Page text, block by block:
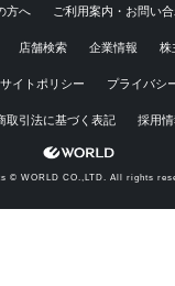
方へ ご利用案内・お問い
店舗検索 企業情報 株
サイトポリシー プライバシ
取引法に基づく表記 採用情
© WORLD CO.,LTD. All rights